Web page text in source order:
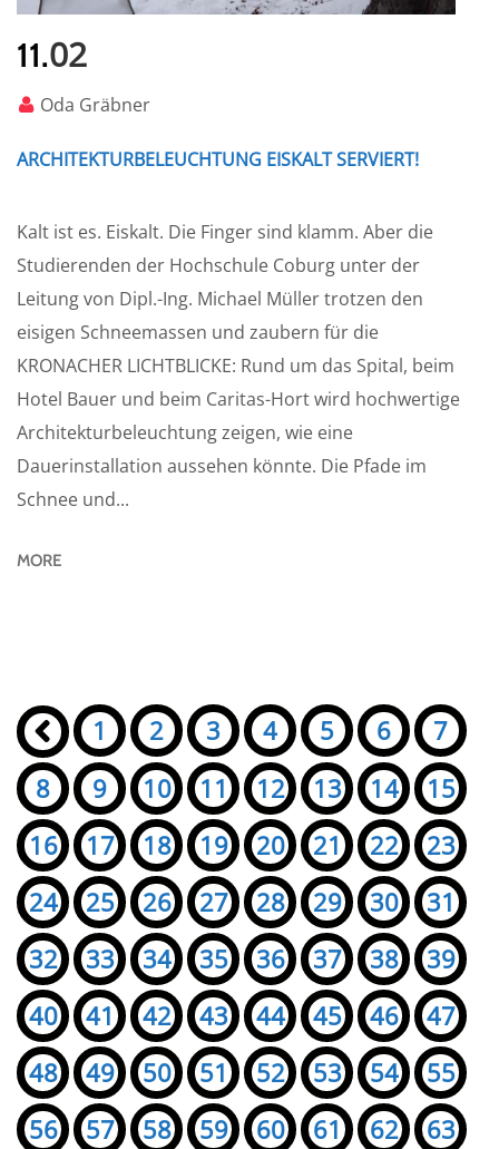
11.02
Oda Gräbner
ARCHITEKTURBELEUCHTUNG EISKALT SERVIERT!
Kalt ist es. Eiskalt. Die Finger sind klamm. Aber die
Studierenden der Hochschule Coburg unter der
Leitung von Dipl.-Ing. Michael Müller trotzen den
eisigen Schneemassen und zaubern für die
KRONACHER LICHTBLICKE: Rund um das Spital, beim
Hotel Bauer und beim Caritas-Hort wird hochwertige
Architekturbeleuchtung zeigen, wie eine
Dauerinstallation aussehen könnte. Die Pfade im
Schnee und...
MORE
Seiten:
« 1 2 3 4 5 6
7
8
9 10 11 12 13 14
15
16
17 18 19 20 21 22
23
24
25 26 27 28 29 30
31
32
33 34 35 36 37 38
39
40
41 42 43 44 45 46
47
48
49 50 51 52 53 54
55
56
57 58 59 60 61 62
63